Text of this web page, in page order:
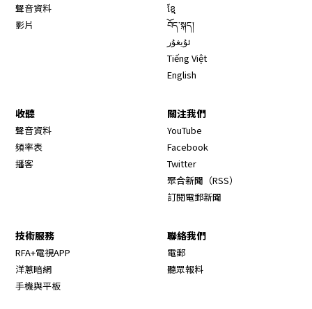
聲音資料
影片
ខ្មែ
བོད་སྐད།
ئۇيغۇر
Tiếng Việt
English
收聽
聲音資料
頻率表
播客
關注我們
YouTube
Facebook
Twitter
聚合新聞（RSS）
訂閱電郵新聞
技術服務
RFA+電視APP
洋蔥暗網
手機與平板
聯絡我們
電郵
聽眾報料